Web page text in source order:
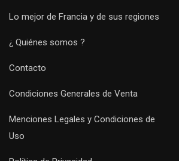
Lo mejor de Francia y de sus regiones
¿ Quiénes somos ?
Contacto
Condiciones Generales de Venta
Menciones Legales y Condiciones de
Uso